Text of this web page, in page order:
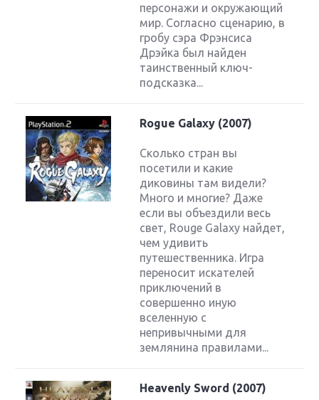
персонажи и окружающий
мир. Согласно сценарию, в
гробу сэра Фрэнсиса
Дрэйка был найден
таинственный ключ-
подсказка...
Rogue Galaxy (2007)
Сколько стран вы
посетили и какие
диковины там видели?
Много и многие? Даже
если вы объездили весь
свет, Rouge Galaxy найдет,
чем удивить
путешественника. Игра
переносит искателей
приключений в
совершенно иную
вселенную с
непривычными для
землянина правилами...
Heavenly Sword (2007)